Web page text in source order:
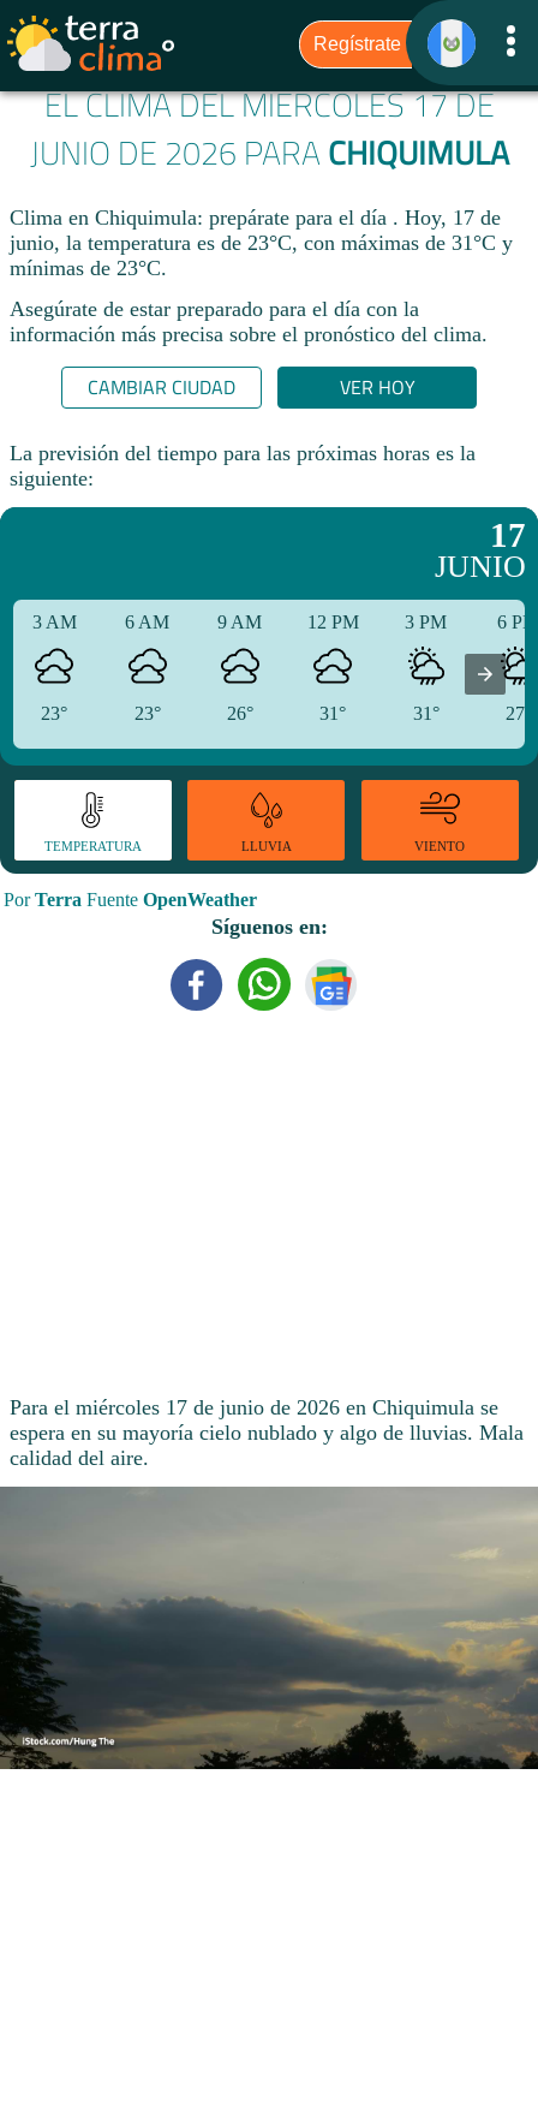
EL CLIMA DEL MIÉRCOLES 17 DE
JUNIO DE 2026 PARA CHIQUIMULA
Clima en Chiquimula: prepárate para el día . Hoy, 17 de
junio, la temperatura es de 23°C, con máximas de 31°C y
mínimas de 23°C.
Asegúrate de estar preparado para el día con la
información más precisa sobre el pronóstico del clima.
CAMBIAR CIUDAD VER HOY
La previsión del tiempo para las próximas horas es la
siguiente:
17
JUNIO
3 AM
23°
6 AM
23°
9 AM
26°
12 PM
31°
3 PM
31°
6
27°
TEMPERATURA LLUVIA VIENTO
PorTerra Fuente OpenWeather
Síguenos en:
Para el miércoles 17 de junio de 2026 en Chiquimula se
espera en su mayoría cielo nublado y algo de lluvias. Mala
calidad del aire.